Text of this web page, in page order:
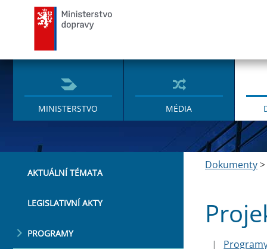
MINISTERSTVO MÉDIA
AKTUÁLNÍ TÉMATA
LEGISLATIVNÍ AKTY
PROGRAMY
Dokumenty>
|